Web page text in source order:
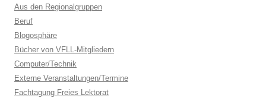
Aus den Regionalgruppen
Beruf
Blogosphäre
Bücher von VFLL-Mitgliedern
Computer/Technik
Externe Veranstaltungen/Termine
Fachtagung Freies Lektorat